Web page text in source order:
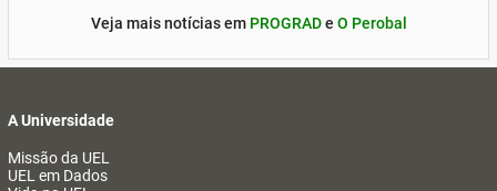
Veja mais notícias em PROGRADe O Perobal
A Universidade
Missão da UEL
UEL em Dados